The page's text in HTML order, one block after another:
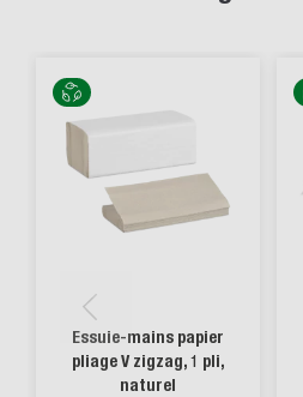
Essuie-mains papier
pliage V zigzag, 1 pli,
naturel